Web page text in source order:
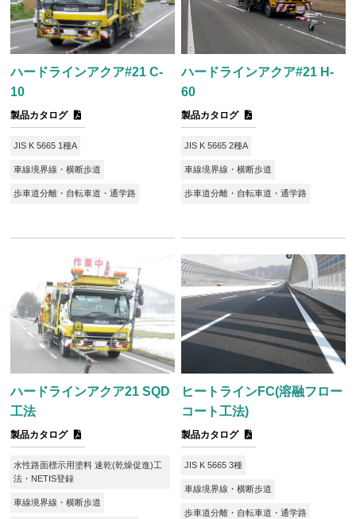
ハードラインアクア#21 C-
10
製品カタログ
JIS K 5665 1種A
車線境界線・横断歩道
歩車道分離・自転車道・通学路
ハードラインアクア#21 H-
60
製品カタログ
JIS K 5665 2種A
車線境界線・横断歩道
歩車道分離・自転車道・通学路
ハードラインアクア21 SQD
工法
製品カタログ
水性路面標示用塗料 速乾(乾燥促進)工
法・NETIS登録
車線境界線・横断歩道
ヒートラインFC(溶融フロー
コート工法)
製品カタログ
JIS K 5665 3種
車線境界線・横断歩道
歩車道分離・自転車道・通学路